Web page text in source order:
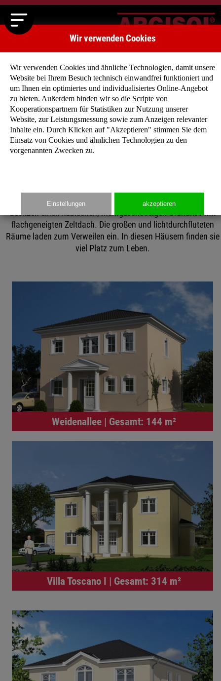
Argisol Stadtvillen
Sie besitzen ein großes Grundstück in Stadt- oder
Stadtrandlage und wollen ein großes, repräsentatives
und freistehendes Haus?
anspruchsvolle Einfamilienhäuser mit großzügiger
besitzen einen kubischen, mehrgeschossigen Grundriss mit
flachgeneigten Zeltdach. Die großen und lichtdurchfluteten
Räume laden zum Verweilen ein. In diesen Häusern finden sie
viel Platz zum Leben.
Weidenallee | Gesamt: 144 m²
Villa Toscano I | Gesamt: 314 m²
Wir verwenden Cookies
Wir verwenden Cookies und ähnliche Technologien, damit unsere
Website bei Ihrem Besuch technisch einwandfrei funktioniert und
um Ihnen ein optimiertes und individualisiertes Online-Angebot
zu bieten. Außerdem binden wir so die Scripte von
Kooperationspartnern für Statistiken zur Nutzung unserer
Website, zur Leistungsmessung sowie zum Anzeigen relevanter
Inhalte ein. Durch Klicken auf "Akzeptieren" stimmen Sie dem
Einsatz von Cookies und ähnlichen Technologien zu den
vorgenannten Zwecken zu.
Einstellungen akzeptieren